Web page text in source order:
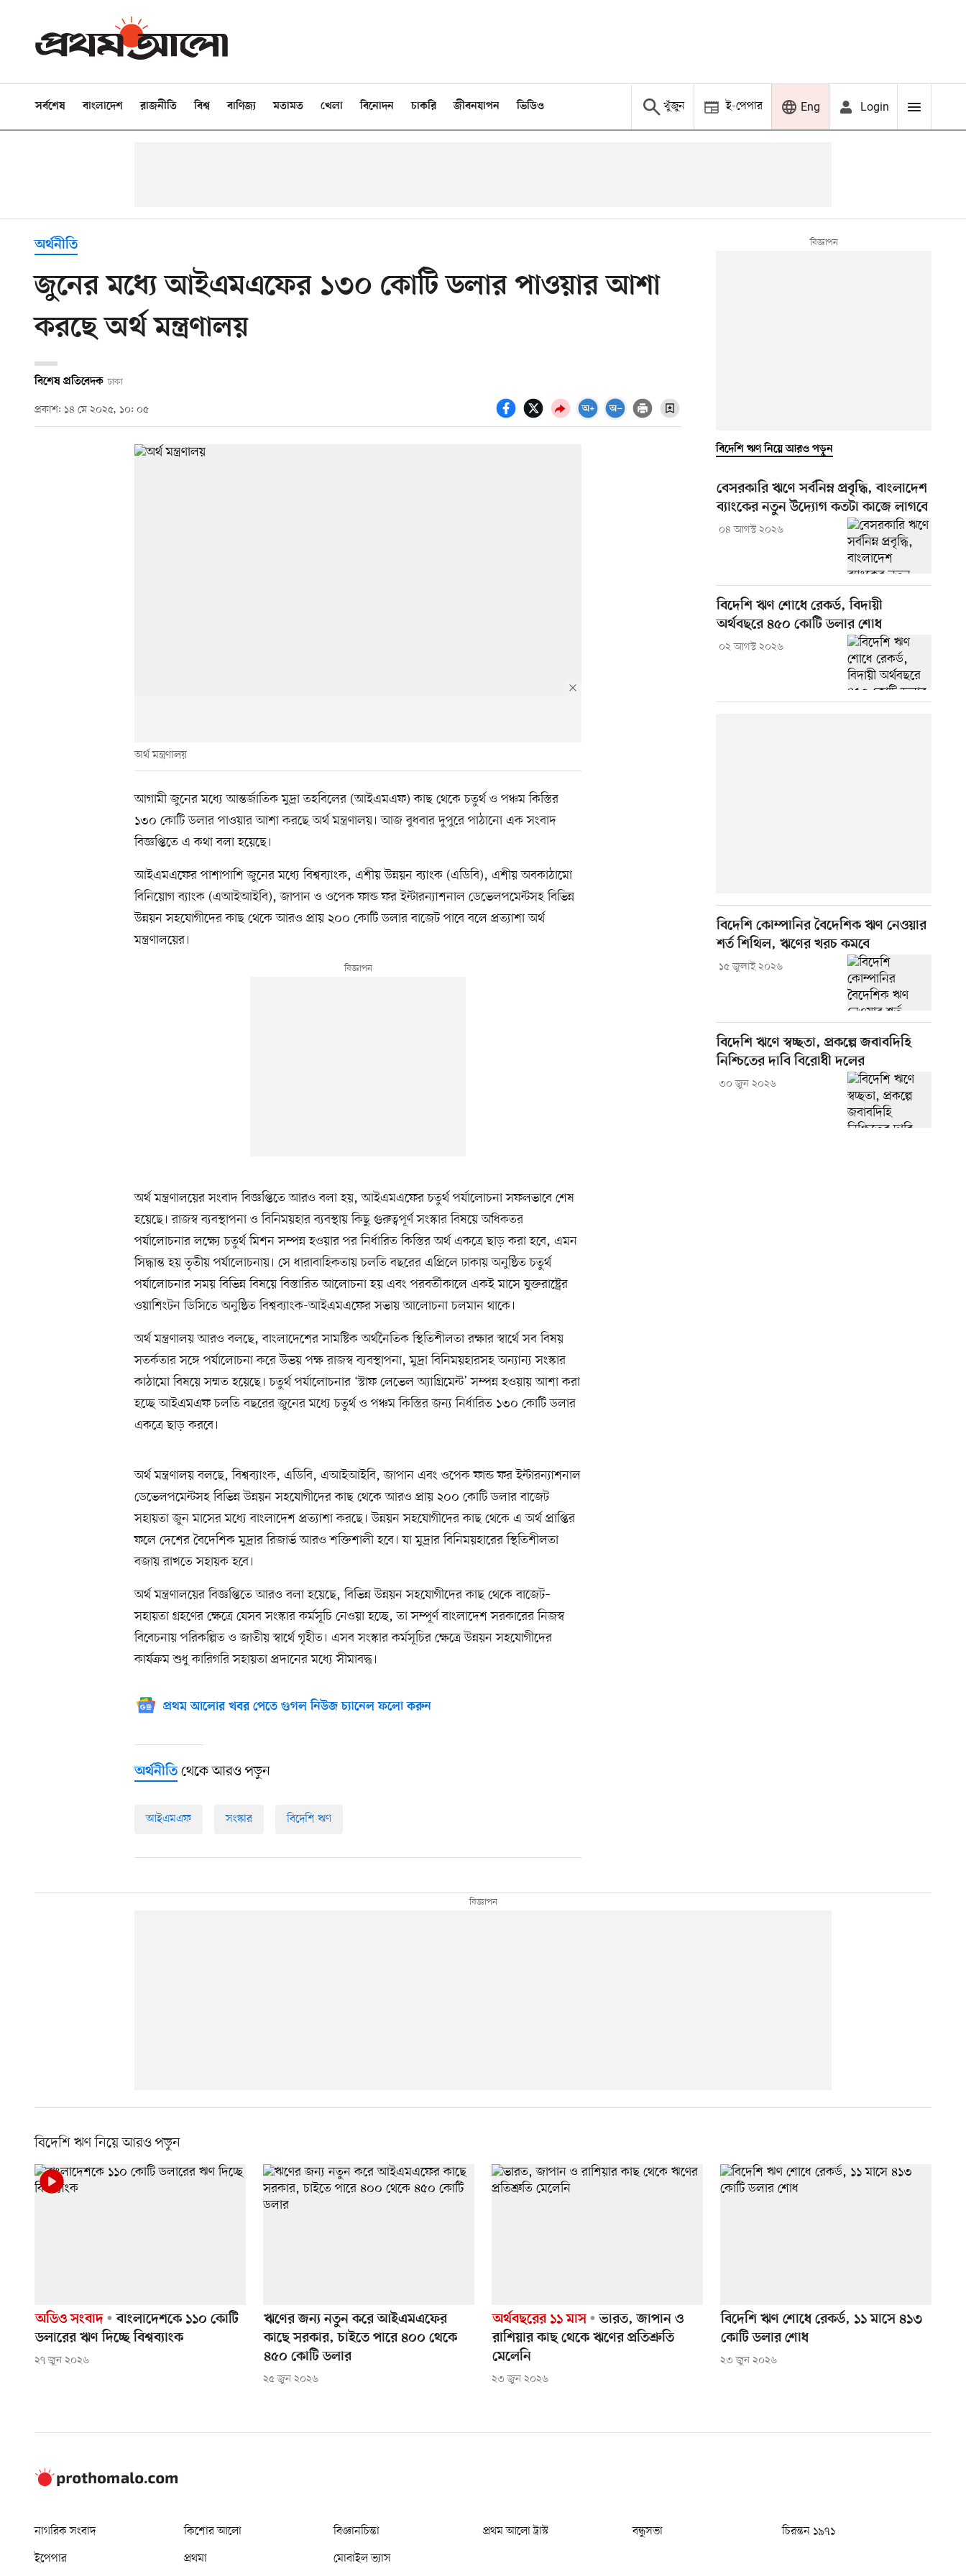
সর্বশেষ বাংলাদেশ রাজনীতি বিশ্ব বাণিজ্য মতামত খেলা বিনোদন চাকরি জীবনযাপন ভিডিও খুঁজুন ই-পেপার Eng Login
অর্থনীতি
জুনের মধ্যে আইএমএফের ১৩০ কোটি ডলার পাওয়ার আশা
করছে অর্থ মন্ত্রণালয়
বিশেষ প্রতিবেদক ঢাকা
প্রকাশ: ১৪ মে ২০২৫, ১০: ০৫
অর্থ মন্ত্রণালয়
আগামী জুনের মধ্যে আন্তর্জাতিক মুদ্রা তহবিলের (আইএমএফ) কাছ থেকে চতুর্থ ও পঞ্চম কিস্তির
১৩০ কোটি ডলার পাওয়ার আশা করছে অর্থ মন্ত্রণালয়। আজ বুধবার দুপুরে পাঠানো এক সংবাদ
বিজ্ঞপ্তিতে এ কথা বলা হয়েছে।
আইএমএফের পাশাপাশি জুনের মধ্যে বিশ্বব্যাংক, এশীয় উন্নয়ন ব্যাংক (এডিবি), এশীয় অবকাঠামো
বিনিয়োগ ব্যাংক (এআইআইবি), জাপান ও ওপেক ফান্ড ফর ইন্টারন্যাশনাল ডেভেলপমেন্টসহ বিভিন্ন
উন্নয়ন সহযোগীদের কাছ থেকে আরও প্রায় ২০০ কোটি ডলার বাজেট পাবে বলে প্রত্যাশা অর্থ
মন্ত্রণালয়ের।
অর্থ মন্ত্রণালয়ের সংবাদ বিজ্ঞপ্তিতে আরও বলা হয়, আইএমএফের চতুর্থ পর্যালোচনা সফলভাবে শেষ
হয়েছে। রাজস্ব ব্যবস্থাপনা ও বিনিময়হার ব্যবস্থায় কিছু গুরুত্বপূর্ণ সংস্কার বিষয়ে অধিকতর
পর্যালোচনার লক্ষ্যে চতুর্থ মিশন সম্পন্ন হওয়ার পর নির্ধারিত কিস্তির অর্থ একত্রে ছাড় করা হবে, এমন
সিদ্ধান্ত হয় তৃতীয় পর্যালোচনায়। সে ধারাবাহিকতায় চলতি বছরের এপ্রিলে ঢাকায় অনুষ্ঠিত চতুর্থ
পর্যালোচনার সময় বিভিন্ন বিষয়ে বিস্তারিত আলোচনা হয় এবং পরবর্তীকালে একই মাসে যুক্তরাষ্ট্রের
ওয়াশিংটন ডিসিতে অনুষ্ঠিত বিশ্বব্যাংক-আইএমএফের সভায় আলোচনা চলমান থাকে।
অর্থ মন্ত্রণালয় আরও বলছে, বাংলাদেশের সামষ্টিক অর্থনৈতিক স্থিতিশীলতা রক্ষার স্বার্থে সব বিষয়
সতর্কতার সঙ্গে পর্যালোচনা করে উভয় পক্ষ রাজস্ব ব্যবস্থাপনা, মুদ্রা বিনিময়হারসহ অন্যান্য সংস্কার
কাঠামো বিষয়ে সম্মত হয়েছে। চতুর্থ পর্যালোচনার ‘স্টাফ লেভেল অ্যাগ্রিমেন্ট’ সম্পন্ন হওয়ায় আশা করা
হচ্ছে আইএমএফ চলতি বছরের জুনের মধ্যে চতুর্থ ও পঞ্চম কিস্তির জন্য নির্ধারিত ১৩০ কোটি ডলার
একত্রে ছাড় করবে।
অর্থ মন্ত্রণালয় বলছে, বিশ্বব্যাংক, এডিবি, এআইআইবি, জাপান এবং ওপেক ফান্ড ফর ইন্টারন্যাশনাল
ডেভেলপমেন্টসহ বিভিন্ন উন্নয়ন সহযোগীদের কাছ থেকে আরও প্রায় ২০০ কোটি ডলার বাজেট
সহায়তা জুন মাসের মধ্যে বাংলাদেশ প্রত্যাশা করছে। উন্নয়ন সহযোগীদের কাছ থেকে এ অর্থ প্রাপ্তির
ফলে দেশের বৈদেশিক মুদ্রার রিজার্ভ আরও শক্তিশালী হবে। যা মুদ্রার বিনিময়হারের স্থিতিশীলতা
বজায় রাখতে সহায়ক হবে।
অর্থ মন্ত্রণালয়ের বিজ্ঞপ্তিতে আরও বলা হয়েছে, বিভিন্ন উন্নয়ন সহযোগীদের কাছ থেকে বাজেট–
সহায়তা গ্রহণের ক্ষেত্রে যেসব সংস্কার কর্মসূচি নেওয়া হচ্ছে, তা সম্পূর্ণ বাংলাদেশ সরকারের নিজস্ব
বিবেচনায় পরিকল্পিত ও জাতীয় স্বার্থে গৃহীত। এসব সংস্কার কর্মসূচির ক্ষেত্রে উন্নয়ন সহযোগীদের
কার্যক্রম শুধু কারিগরি সহায়তা প্রদানের মধ্যে সীমাবদ্ধ।
প্রথম আলোর খবর পেতে গুগল নিউজ চ্যানেল ফলো করুন
অর্থনীতি থেকে আরও পড়ুন
আইএমএফ সংস্কার বিদেশি ঋণ
বিদেশি ঋণ নিয়ে আরও পড়ুন
বেসরকারি ঋণে সর্বনিম্ন প্রবৃদ্ধি, বাংলাদেশ
ব্যাংকের নতুন উদ্যোগ কতটা কাজে লাগবে
০৪ আগস্ট ২০২৬
বিদেশি ঋণ শোধে রেকর্ড, বিদায়ী
অর্থবছরে ৪৫০ কোটি ডলার শোধ
০২ আগস্ট ২০২৬
বিদেশি কোম্পানির বৈদেশিক ঋণ নেওয়ার
শর্ত শিথিল, ঋণের খরচ কমবে
১৫ জুলাই ২০২৬
বিদেশি ঋণে স্বচ্ছতা, প্রকল্পে জবাবদিহি
নিশ্চিতের দাবি বিরোধী দলের
৩০ জুন ২০২৬
বিদেশি ঋণ নিয়ে আরও পড়ুন
অডিও সংবাদ
বাংলাদেশকে ১১০ কোটি
ডলারের ঋণ দিচ্ছে বিশ্বব্যাংক
২৭ জুন ২০২৬
ঋণের জন্য নতুন করে আইএমএফের
কাছে সরকার, চাইতে পারে ৪০০ থেকে
৪৫০ কোটি ডলার
২৫ জুন ২০২৬
অর্থবছরের ১১ মাস
ভারত, জাপান ও
রাশিয়ার কাছ থেকে ঋণের প্রতিশ্রুতি
মেলেনি
২৩ জুন ২০২৬
বিদেশি ঋণ শোধে রেকর্ড, ১১ মাসে ৪১৩
কোটি ডলার শোধ
২৩ জুন ২০২৬
নাগরিক সংবাদ কিশোর আলো বিজ্ঞানচিন্তা প্রথম আলো ট্রাস্ট বন্ধুসভা
চিরন্তন ১৯৭১
ইপেপার
প্রথমা মোবাইল ভ্যাস